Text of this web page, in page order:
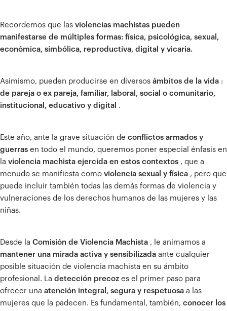
Recordemos que las violencias machistas pueden
manifestarse de múltiples formas: física, psicológica, sexual,
económica, simbólica, reproductiva, digital y vicaria.
Asimismo, pueden producirse en diversos ámbitos de la vida :
de pareja o ex pareja, familiar, laboral, social o comunitario,
institucional, educativo y digital .
Este año, ante la grave situación de conflictos armados y
guerras en todo el mundo, queremos poner especial énfasis en
la violencia machista ejercida en estos contextos , que a
menudo se manifiesta como violencia sexual y física , pero que
puede incluir también todas las demás formas de violencia y
vulneraciones de los derechos humanos de las mujeres y las
niñas.
Desde la Comisión de Violencia Machista , le animamos a
mantener una mirada activa y sensibilizada ante cualquier
posible situación de violencia machista en su ámbito
profesional. La detección precoz es el primer paso para
ofrecer una atención integral, segura y respetuosa a las
mujeres que la padecen. Es fundamental, también, conocer los